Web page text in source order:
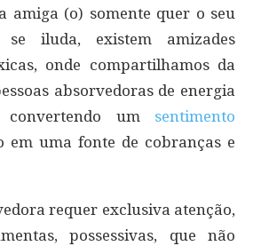
amiga (o) somente quer o seu
iluda, existem amizades
onde compartilhamos da
absorvedoras de energia
um sentimento
em uma fonte de cobranças e
requer exclusiva atenção,
possessivas, que não